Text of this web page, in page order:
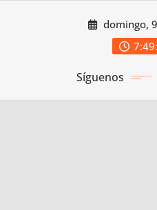
domingo,
Síguenos